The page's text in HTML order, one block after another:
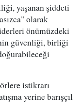
yaşanan şiddeti
olarak
önümüzdeki
güvenliği, birliği
istikrarı
yerine barışçıl